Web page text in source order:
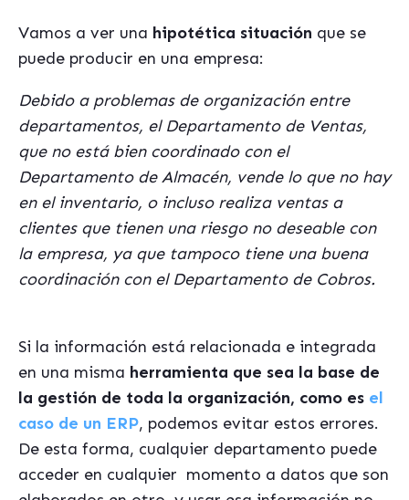
Vamos a ver una hipotética situación que se
puede producir en una empresa:
Debido a problemas de organización entre
departamentos, el Departamento de Ventas,
que no está bien coordinado con el
Departamento de Almacén, vende lo que no hay
en el inventario, o incluso realiza ventas a
clientes que tienen una riesgo no deseable con
la empresa, ya que tampoco tiene una buena
coordinación con el Departamento de Cobros.
Si la información está relacionada e integrada
en una misma herramienta que sea la base de
la gestión de toda la organización, como es el
caso de un ERP, podemos evitar estos errores.
De esta forma, cualquier departamento puede
acceder en cualquier momento a datos que son